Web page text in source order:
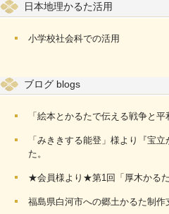
日本地理かるた活用
小学校社会科での活用
ブログ blogs
「絵本とかるたで伝える戦争と
「みききする能登」様より『宝
た。
★会員様より★第1回「厚木かる
福島県白河市への郷土かるた制作